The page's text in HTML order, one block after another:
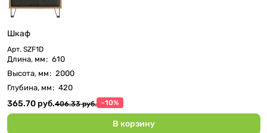
Шкаф
Арт. SZF1D
Длина, мм: 610
Высота, мм: 2000
Глубина, мм: 420
365.70 руб.406.33 руб. -10%
В корзину